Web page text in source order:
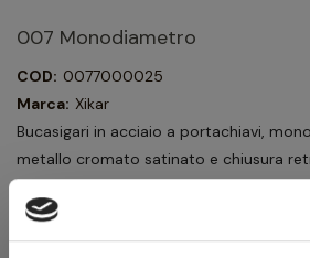
007 Monodiametro
COD: 0077000025
Marca: Xikar
Bucasigari in acciaio a portachiavi,
metallo cromato satinato e chiusura
operativa manuale.
69,00 € 62,10 € IVA inclusa